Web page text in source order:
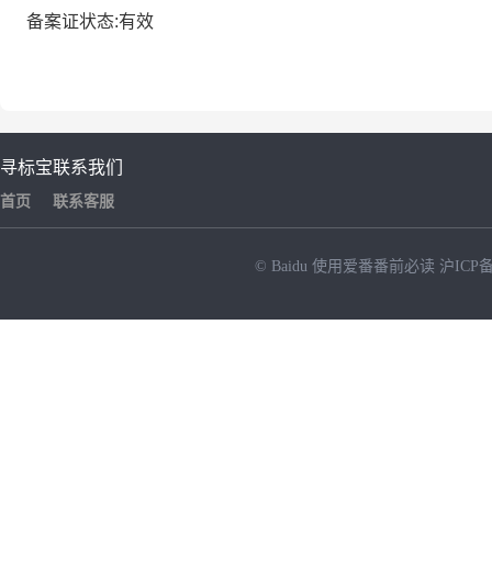
备案证状态:有效
寻标宝
首页
联系我们
联系客服
© Baidu 使用爱番番前必读 沪ICP